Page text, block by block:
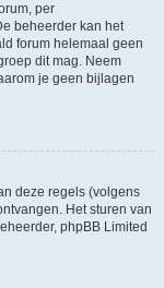
per
beheerder kan het
forum helemaal geen
dit mag. Neem
je geen bijlagen
deze regels (volgens
Het sturen van
phpBB Limited